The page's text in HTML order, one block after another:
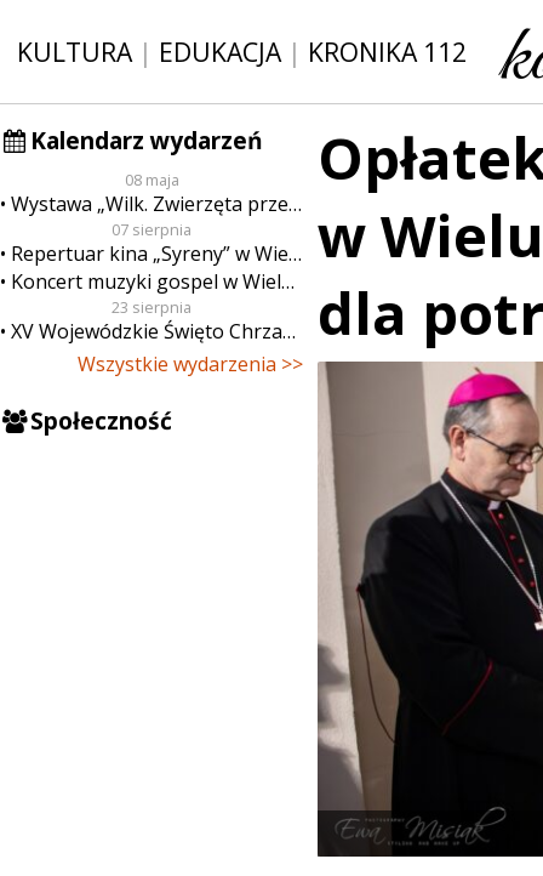
KULTURA| EDUKACJA| KRONIKA 112
Kalendarz wydarzeń
08 maja
Wystawa „Wilk. Zwierzęta przeklęte”
07 sierpnia
Repertuar kina „Syreny” w Wieluniu w dn. od 7 do 13 sierpnia
Koncert muzyki gospel w Wieluniu
23 sierpnia
XV Wojewódzkie Święto Chrzanu
Wszystkie wydarzenia >>
Społeczność
w
dla